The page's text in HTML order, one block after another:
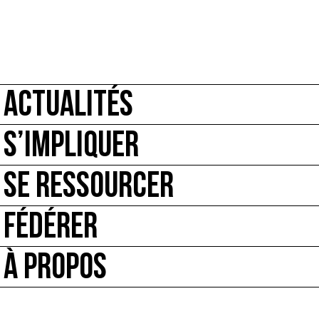
ACTUALITÉS
S’IMPLIQUER
SE RESSOURCER
FÉDÉRER
À PROPOS